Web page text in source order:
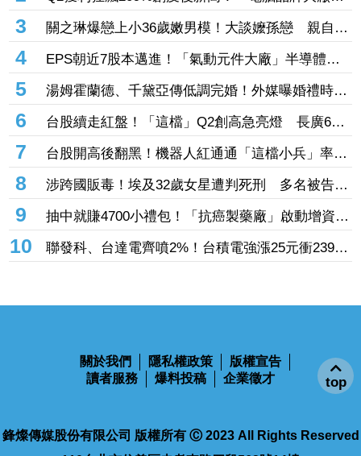
1
田路路生活困頓！許常德重砲開轟演藝工會理事
長 「財務去向交代清楚」
2
Q2獲利狂飆209%創疫後新高！「電腦品牌大廠」
H1營收飆破1577億元 股價翻紅緊守30大關
3
關之琳爆戀上小36歲嫩男模！大談嬤孫戀 親自回
應戀情
4
EPS朝近7股本邁進！「氣動元件大廠」半導體高
毛利助攻 目標價衝1700元
5
湯姆霍蘭德、千黛亞傳低調完婚！外媒曝婚禮時間
地點 僅邀至親好友見證幸福
6
台股續走紅盤！「這檔」Q2創高急亮燈 長廣6月
EPS0.3賺贏前一季同登漲停
7
台股開高後翻黑！機器人紅通通「這檔小兵」率先
攻漲停 致茂、全球傳動噴半根
8
涉跨國販毒！埃及32歲女星遭判死刑 多名被告被
判無期徒刑、長期監禁
9
抽中就賺4700小禮包！「抗癌製藥廠」啟動增資
讀者服務
爆料投稿 企業徵才
top